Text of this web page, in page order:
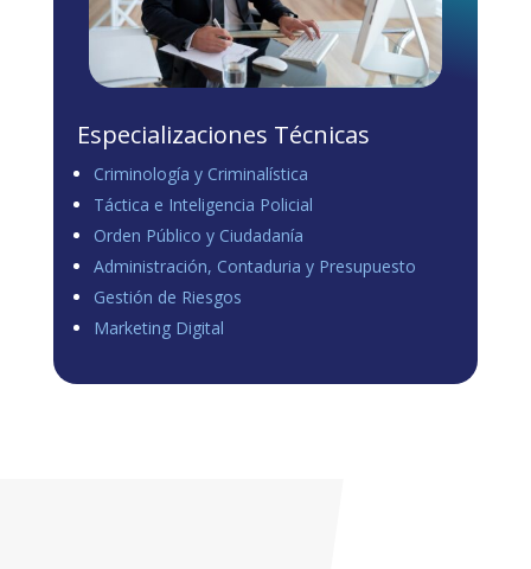
Especializaciones Técnicas
Criminología y Criminalística
Táctica e Inteligencia Policial
Orden Público y Ciudadanía
Administración, Contaduria y Presupuesto
Gestión de Riesgos
Marketing Digital